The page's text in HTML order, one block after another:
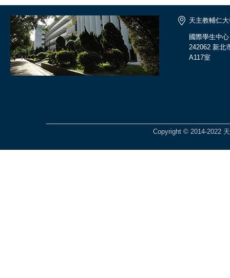
天主教輔仁
國際學生中心
242062 新北
A117室
Copyright © 2014-2022